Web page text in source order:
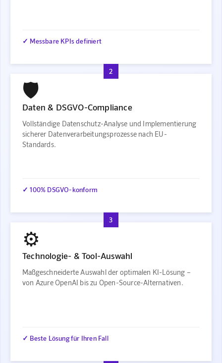
✓ Messbare KPIs definiert
2
🛡️
Daten & DSGVO-Compliance
Vollständige Datenschutz-Analyse und Implementierung
sicherer Datenverarbeitungsprozesse nach EU-
Standards.
✓ 100% DSGVO-konform
3
⚙️
Technologie- & Tool-Auswahl
Maßgeschneiderte Auswahl der optimalen KI-Lösung –
von Azure OpenAI bis zu Open-Source-Alternativen.
✓ Beste Lösung für Ihren Fall